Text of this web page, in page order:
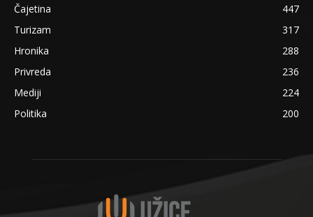
Čajetina
447
Turizam
317
Hronika
288
Privreda
236
Mediji
224
Politika
200